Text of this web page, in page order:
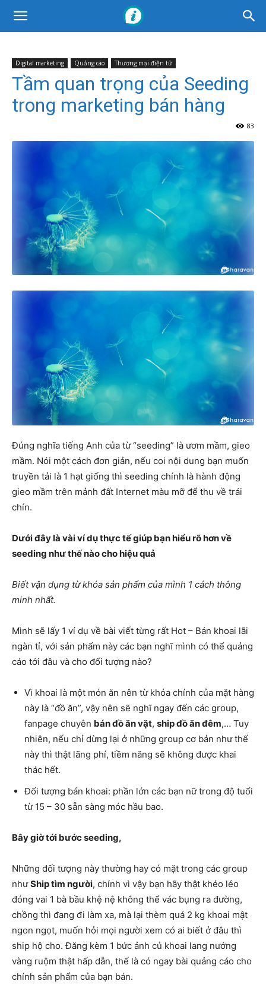
Digital marketing Quảng cáo Thương mại điện tử
Tầm quan trọng của Seeding
trong marketing bán hàng
83
Đúng nghĩa tiếng Anh của từ “seeding” là ươm mầm, gieo
mầm. Nói một cách đơn giản, nếu coi nội dung bạn muốn
truyền tải là 1 hạt giống thì seeding chính là hành động
gieo mầm trên mảnh đất Internet màu mỡ để thu về trái
chín.
Dưới đây là vài ví dụ thực tế giúp bạn hiểu rõ hơn về
seeding như thế nào cho hiệu quả
Biết vận dụng từ khóa sản phẩm của mình 1 cách thông
minh nhất.
Mình sẽ lấy 1 ví dụ về bài viết từng rất Hot – Bán khoai lãi
ngàn tỉ, với sản phẩm này các bạn nghĩ mình có thể quảng
cáo tới đâu và cho đối tượng nào?
Vì khoai là một món ăn nên từ khóa chính của mặt hàng
này là “đồ ăn”, vậy nên sẽ nghĩ ngay đến các group,
fanpage chuyên bán đồ ăn vặt, ship đồ ăn đêm,… Tuy
nhiên, nếu chỉ dừng lại ở những group cơ bản như thế
này thì thật lãng phí, tiềm năng sẽ không được khai
thác hết.
Đối tượng bán khoai: phần lớn các bạn nữ trong độ tuổi
từ 15 – 30 sẵn sàng móc hầu bao.
Bây giờ tới bước seeding,
Những đối tượng này thường hay có mặt trong các group
nhưShip tìm người, chính vì vậy bạn hãy thật khéo léo
đóng vai 1 bà bầu khệ nệ không thể vác bụng ra đường,
chồng thì đang đi làm xa, mà lại thèm quá 2 kg khoai mật
ngon ngọt, muốn hỏi mọi người xem có ai biết ở đâu thì
ship hộ cho.Đăng kèm 1 bức ảnh củ khoai lang nướng
vàng ruộm thật hấp dẫn, thế là có ngay bài quảng cáo cho
chính sản phẩm của bạn bán.